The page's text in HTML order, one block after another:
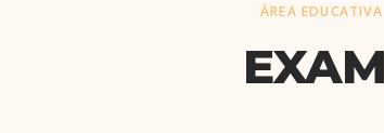
ÁREA EDUCATIVA